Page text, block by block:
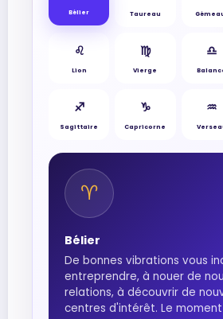
Bélier Taureau
♌︎
Lion
♍︎
Vierge
♎︎
♐︎
Sagittaire
♑︎
Capricorne
♒︎
♈︎
Bélier
De bonnes vibrations vous
entreprendre, à nouer de
relations, à découvrir de
centres d'intérêt. Le